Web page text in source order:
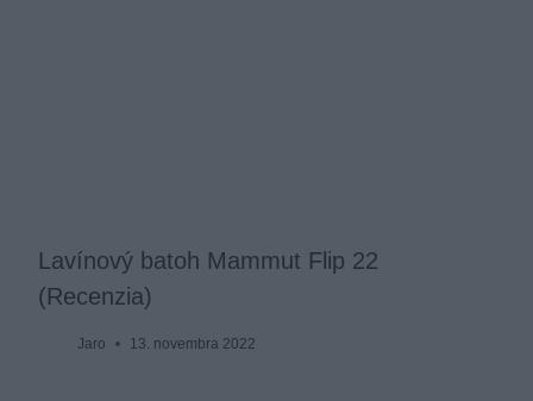
Lavínový batoh Mammut Flip 22
(Recenzia)
Jaro 13. novembra 2022